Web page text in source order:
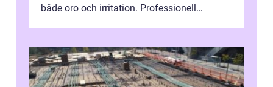
både oro och irritation. Professionell